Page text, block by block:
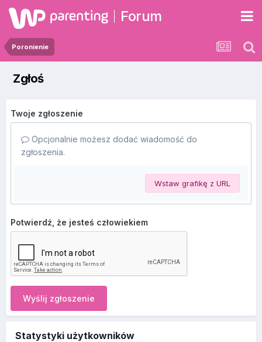
Forum
Poronienie
Zgłoś
Twoje zgłoszenie
Opcjonalnie możesz dodać wiadomość do
zgłoszenia.
Wstaw grafikę z URL
Potwierdź, że jesteś człowiekiem
Wyślij zgłoszenie
Statystyki użytkowników